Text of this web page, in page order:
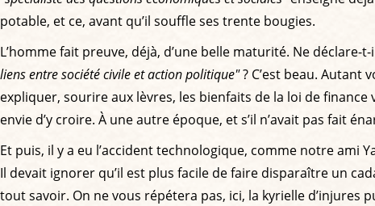
potable, et ce, avant qu’il souffle ses trente bougies.
L’homme fait preuve, déjà, d’une belle maturité. Ne déclare-
liens entre société civile et action politique"? C’est beau. Autant
expliquer, sourire aux lèvres, les bienfaits de la loi de
envie d’y croire. À une autre époque, et s’il n’avait pas fait
Et puis, il y a eu l’accident technologique, comme notre ami
Il devait ignorer qu’il est plus facile de faire disparaître un
tout savoir. On ne vous répétera pas, ici, la kyrielle d’injures